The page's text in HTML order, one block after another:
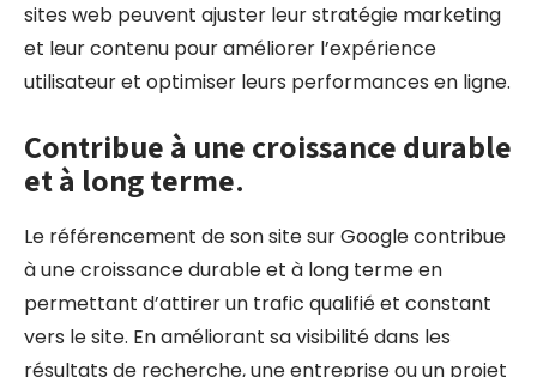
sites web peuvent ajuster leur stratégie marketing
et leur contenu pour améliorer l’expérience
utilisateur et optimiser leurs performances en ligne.
Contribue à une croissance durable
et à long terme.
Le référencement de son site sur Google contribue
à une croissance durable et à long terme en
permettant d’attirer un trafic qualifié et constant
vers le site. En améliorant sa visibilité dans les
résultats de recherche, une entreprise ou un projet